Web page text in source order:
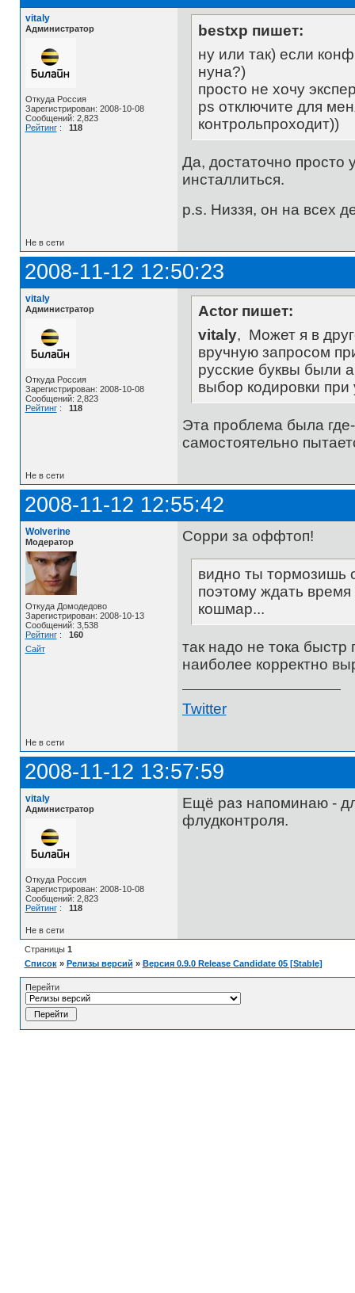
vitaly
Администратор
Откуда Россия
Зарегистрирован: 2008-10-08
Сообщений: 2,823
Рейтинг: 118
bestxp пишет:
ну или так) если
нуна?)
просто не хочу
ps отключите для
контрольпроходит))
Да, достаточно просто
инсталлиться.
p.s. Низзя, он на всех
Не в сети
2008-11-12 12:50:23
vitaly
Администратор
Откуда Россия
Зарегистрирован: 2008-10-08
Сообщений: 2,823
Рейтинг: 118
Actor пишет:
vitaly, Может я в
вручную запросом
русские буквы были
выбор кодировки при
Эта проблема была
самостоятельно
Не в сети
2008-11-12 12:55:42
Wolverine
Модератор
Откуда Домодедово
Зарегистрирован: 2008-10-13
Сообщений: 3,538
Рейтинг: 160
Сайт
Сорри за оффтоп!
видно ты тормозишь
поэтому ждать
кошмар...
так надо не тока быстр
наиболее корректно
Twitter
Не в сети
2008-11-12 13:57:59
vitaly
Администратор
Откуда Россия
Зарегистрирован: 2008-10-08
Сообщений: 2,823
Рейтинг: 118
Ещё раз напоминаю -
флудконтроля.
Не в сети
Страницы 1
Список » Релизы версий » Версия 0.9.0 Release Candidate 05 [Stable]
Перейти